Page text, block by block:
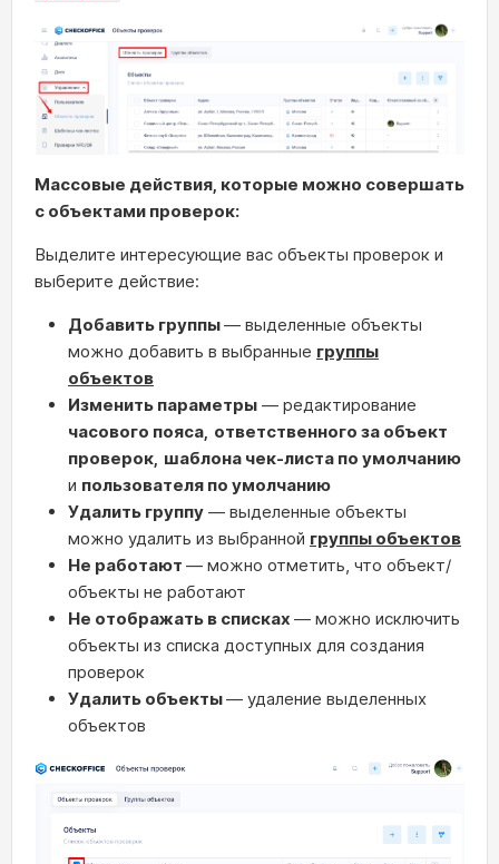
Массовые действия, которые можно совершать
с объектами проверок:
Выделите интересующие вас объекты проверок и
выберите действие:
Добавить группы— выделенные объекты
можно добавить в выбранные группы
объектов
Изменить параметры — редактирование
часового пояса, ответственного за объект
проверок, шаблона чек-листа по умолчанию
и пользователя по умолчанию
Удалить группу — выделенные объекты
можно удалить из выбранной группы объектов
Не работают — можно отметить, что объект/
объекты не работают
Не отображать в списках — можно исключить
объекты из списка доступных для создания
проверок
Удалить объекты— удаление выделенных
объектов